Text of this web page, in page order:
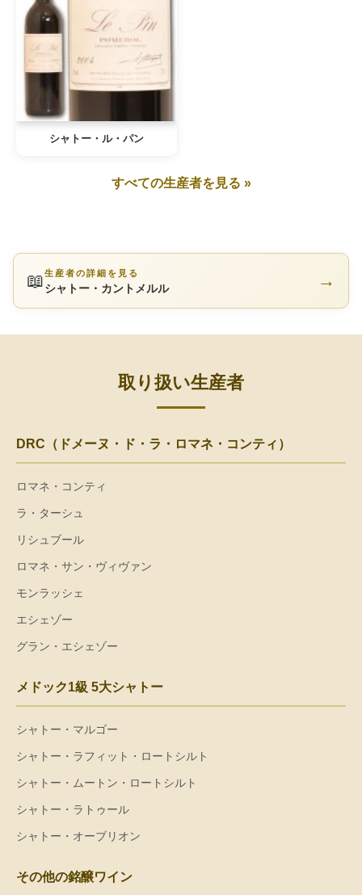
シャトー・ル・パン
すべての生産者を見る »
📖生産者の詳細を見る
シャトー・カントメルル →
取り扱い生産者
DRC（ドメーヌ・ド・ラ・ロマネ・コンティ）
ロマネ・コンティ
ラ・ターシュ
リシュブール
ロマネ・サン・ヴィヴァン
モンラッシェ
エシェゾー
グラン・エシェゾー
メドック1級 5大シャトー
シャトー・マルゴー
シャトー・ラフィット・ロートシルト
シャトー・ムートン・ロートシルト
シャトー・ラトゥール
シャトー・オーブリオン
その他の銘醸ワイン